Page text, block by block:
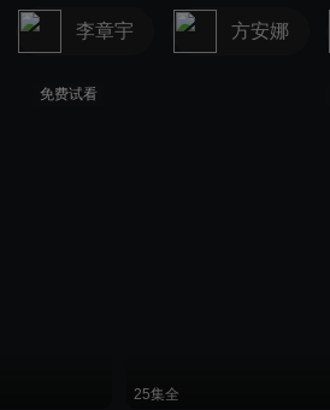
李章宇 方安娜
免费试看
25集全